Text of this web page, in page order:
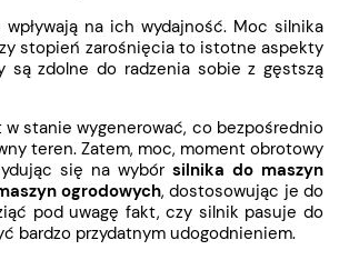
na ich wydajność. Moc silnika
stopień zarośnięcia to istotne aspekty
są zdolne do radzenia sobie z gęstszą
stanie wygenerować, co bezpośrednio
teren. Zatem, moc, moment obrotowy
się na wybór silnika do maszyn
ogrodowych, dostosowując je do
pod uwagę fakt, czy silnik pasuje do
bardzo przydatnym udogodnieniem.